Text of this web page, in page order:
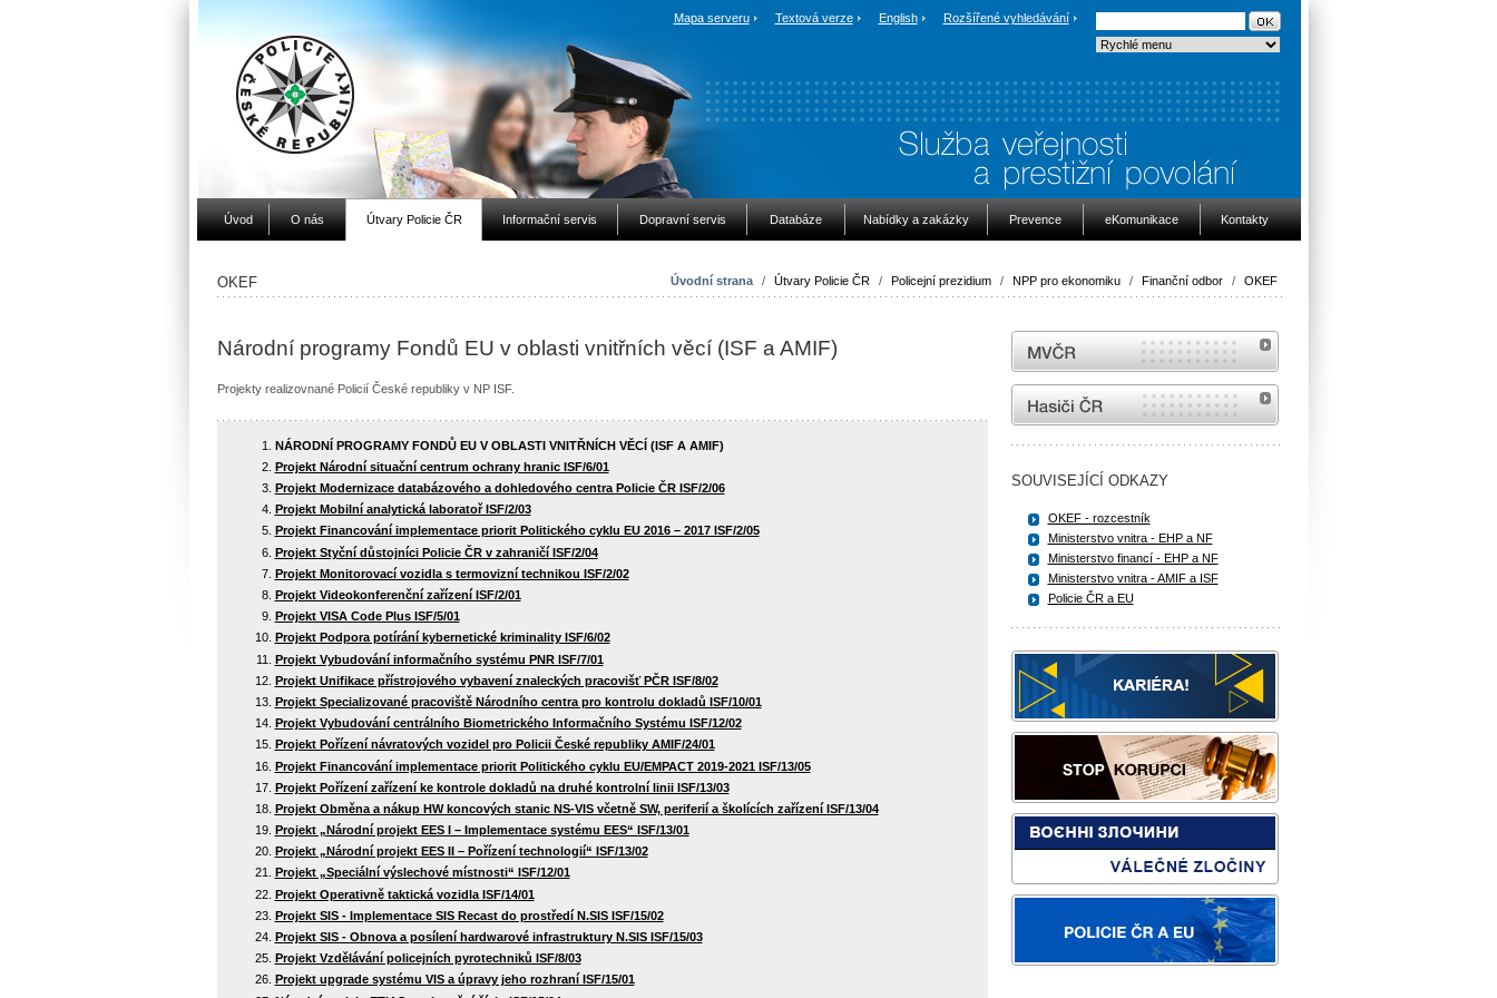
Mapa serveru Textová verze English Rozšířené vyhledávání
Úvod O nás Útvary Policie ČR Informační servis Dopravní servis Databáze Nabídky a zakázky Prevence eKomunikace Kontakty
Úvodní strana / Útvary Policie ČR / Policejní prezidium / NPP pro ekonomiku / Finanční odbor / OKEF
OKEF
Národní programy Fondů EU v oblasti vnitřních věcí (ISF a AMIF)
Projekty realizovnané Policií České republiky v NP ISF.
NÁRODNÍ PROGRAMY FONDŮ EU V OBLASTI VNITŘNÍCH VĚCÍ (ISF A AMIF)
Projekt Národní situační centrum ochrany hranic ISF/6/01
Projekt Modernizace databázového a dohledového centra Policie ČR ISF/2/06
Projekt Mobilní analytická laboratoř ISF/2/03
Projekt Financování implementace priorit Politického cyklu EU 2016 – 2017 ISF/2/05
Projekt Styční důstojníci Policie ČR v zahraničí ISF/2/04
Projekt Monitorovací vozidla s termovizní technikou ISF/2/02
Projekt Videokonferenční zařízení ISF/2/01
Projekt VISA Code Plus ISF/5/01
Projekt Podpora potírání kybernetické kriminality ISF/6/02
Projekt Vybudování informačního systému PNR ISF/7/01
Projekt Unifikace přístrojového vybavení znaleckých pracovišť PČR ISF/8/02
Projekt Specializované pracoviště Národního centra pro kontrolu dokladů ISF/10/01
Projekt Vybudování centrálního Biometrického Informačního Systému ISF/12/02
Projekt Pořízení návratových vozidel pro Policii České republiky AMIF/24/01
Projekt Financování implementace priorit Politického cyklu EU/EMPACT 2019-2021 ISF/13/05
Projekt Pořízení zařízení ke kontrole dokladů na druhé kontrolní linii ISF/13/03
Projekt Obměna a nákup HW koncových stanic NS-VIS včetně SW, periferií a školících zařízení ISF/13/04
Projekt „Národní projekt EES I – Implementace systému EES“ ISF/13/01
Projekt „Národní projekt EES II – Pořízení technologií“ ISF/13/02
Projekt „Speciální výslechové místnosti“ ISF/12/01
Projekt Operativně taktická vozidla ISF/14/01
Projekt SIS - Implementace SIS Recast do prostředí N.SIS ISF/15/02
Projekt SIS - Obnova a posílení hardwarové infrastruktury N.SIS ISF/15/03
Projekt Vzdělávání policejních pyrotechniků ISF/8/03
Projekt upgrade systému VIS a úpravy jeho rozhraní ISF/15/01
MVČR
internetové stránky Hasiči ČR
SOUVISEJÍCÍ ODKAZY
OKEF - rozcestník
Ministerstvo vnitra - EHP a NF
Ministerstvo financí - EHP a NF
Ministerstvo vnitra - AMIF a ISF
Policie ČR a EU